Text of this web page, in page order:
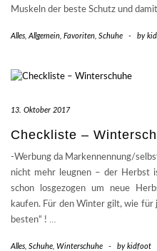
Muskeln der beste Schutz und
Alles,Allgemein, Favoriten, Schuhe - by
13. Oktober 2017
Checkliste –
-Werbung da Markennennung/
nicht mehr leugnen – der Herbst
schon losgezogen um neue
kaufen. Für den Winter gilt, wie für
besten“ ! …
Alles, Schuhe, Winterschuhe - bykidfoot